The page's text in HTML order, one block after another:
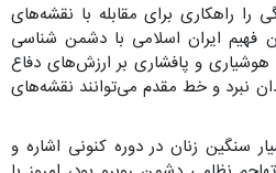
راهکاری برای مقابله با نقشه‌های
فهیم ایران اسلامی با دشمن شناسی
و پافشاری بر ارزش‌های دفاع
نبرد و خط مقدم می‌توانند نقشه‌های
سنگین‌ زنان در دوره کنونی اشاره و